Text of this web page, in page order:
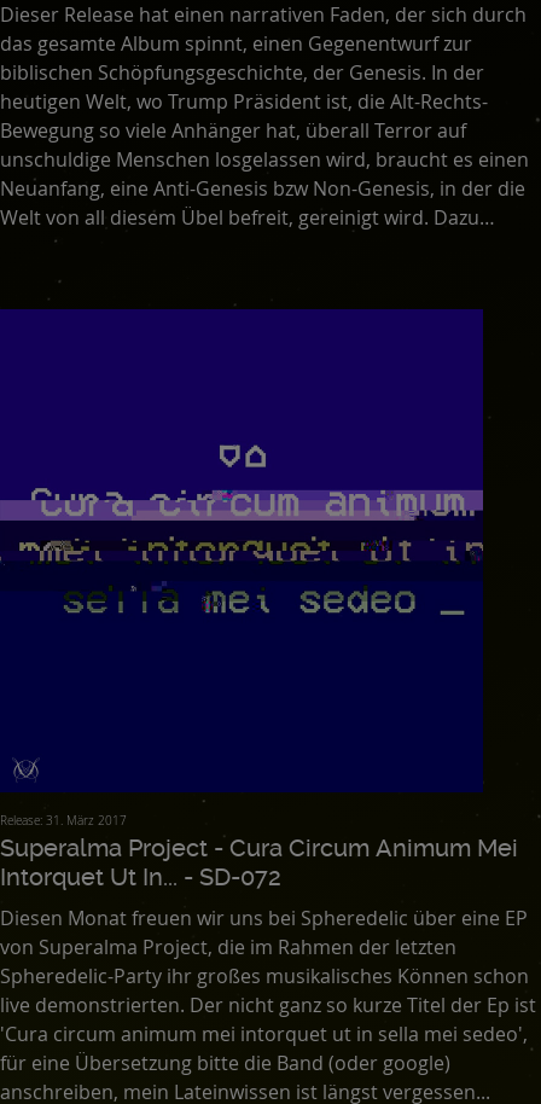
Dieser Release hat einen narrativen Faden, der sich durch
das gesamte Album spinnt, einen Gegenentwurf zur
biblischen Schöpfungsgeschichte, der Genesis. In der
heutigen Welt, wo Trump Präsident ist, die Alt-Rechts-
Bewegung so viele Anhänger hat, überall Terror auf
unschuldige Menschen losgelassen wird, braucht es einen
Neuanfang, eine Anti-Genesis bzw Non-Genesis, in der die
Welt von all diesem Übel befreit, gereinigt wird. Dazu
passend sind auch die Titel der in zwei Teile gegliederten
LP, 'The Self-Disembowelment of God' sowie 'The Skies
Above Declare the Death of God's Purpose for Mankind',
Release: 31. März 2017
Superalma Project - Cura Circum Animum Mei
Intorquet Ut In... - SD-072
Diesen Monat freuen wir uns bei Spheredelic über eine EP
von Superalma Project, die im Rahmen der letzten
Spheredelic-Party ihr großes musikalisches Können schon
live demonstrierten. Der nicht ganz so kurze Titel der Ep ist
'Cura circum animum mei intorquet ut in sella mei sedeo',
für eine Übersetzung bitte die Band (oder google)
anschreiben, mein Lateinwissen ist längst vergessen...